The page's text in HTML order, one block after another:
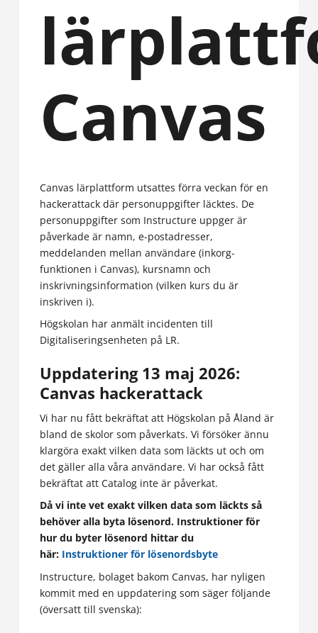
Canvas
Canvas lärplattform utsattes förra veckan för en
hackerattack där personuppgifter läcktes. De
personuppgifter som Instructure uppger är
påverkade är namn, e-postadresser,
meddelanden mellan användare (inkorg-
funktionen i Canvas), kursnamn och
inskrivningsinformation (vilken kurs du är
inskriven i).
Högskolan har anmält incidenten till
Digitaliseringsenheten på LR.
Uppdatering 13 maj 2026:
Canvas hackerattack
Vi har nu fått bekräftat att Högskolan på Åland är
bland de skolor som påverkats. Vi försöker ännu
klargöra exakt vilken data som läckts ut och om
det gäller alla våra användare. Vi har också fått
bekräftat att Catalog inte är påverkat.
Då vi inte vet exakt vilken data som läckts så
behöver alla byta lösenord. Instruktioner för
hur du byter lösenord hittar du
här: Instruktioner för lösenordsbyte
Instructure, bolaget bakom Canvas, har nyligen
kommit med en uppdatering som säger följande
(översatt till svenska):